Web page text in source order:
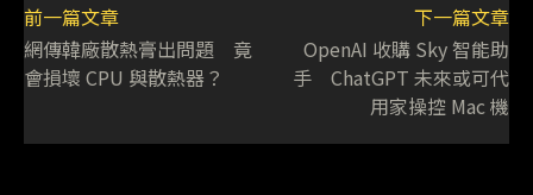
前一篇文章
網傳韓廠散熱膏出問題 竟
會損壞 CPU 與散熱器？
下一篇文章
OpenAI 收購 Sky 智能助
手 ChatGPT 未來或可代
用家操控 Mac 機